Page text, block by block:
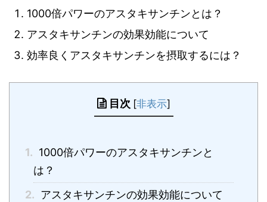
1000倍パワーのアスタキサンチンとは？
アスタキサンチンの効果効能について
効率良くアスタキサンチンを摂取するには？
目次 [非表示]
1. 1000倍パワーのアスタキサンチンと
は？
2. アスタキサンチンの効果効能について